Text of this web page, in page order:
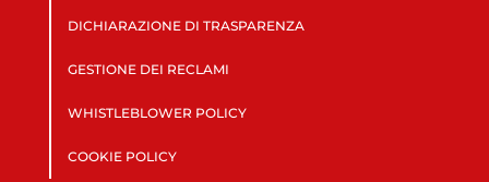
DICHIARAZIONE DI TRASPARENZA
GESTIONE DEI RECLAMI
WHISTLEBLOWER POLICY
COOKIE POLICY